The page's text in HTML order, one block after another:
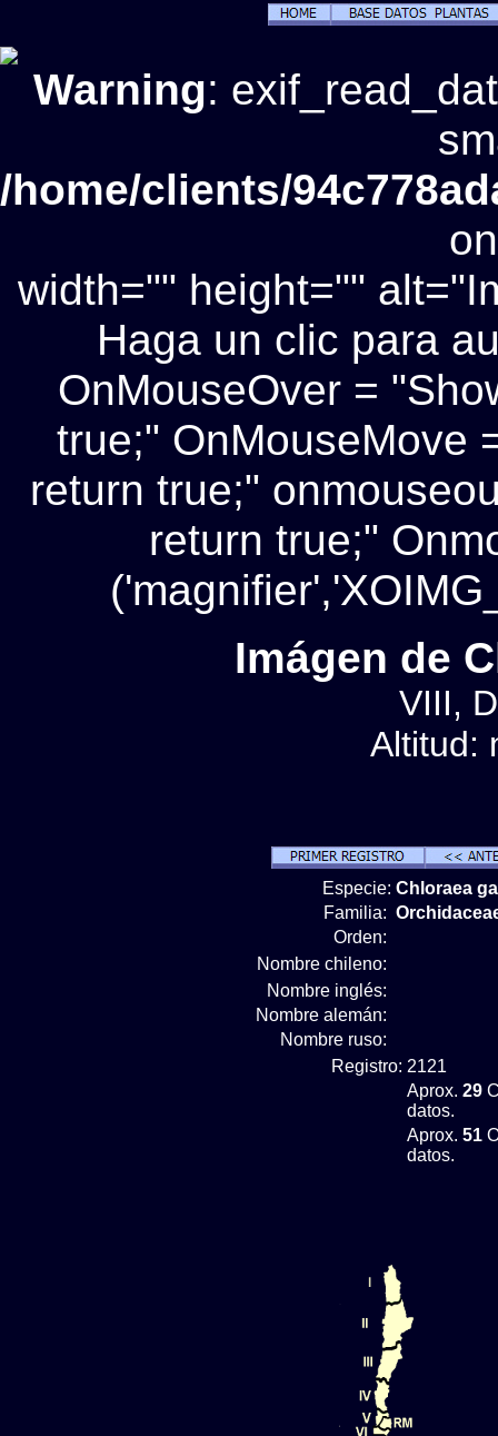
Warning:
/home/clients/
width="" height=""
Haga un clic para
OnMouseOver =
true;" OnMouseMove
return true;"
return true;"
Imágen de
VIII,
Altitud:
Especie: Chloraea
Familia:
Orden:
Nombre chileno:
Nombre inglés:
Nombre alemán:
Nombre ruso:
Registro: 2121
Aprox. 29
datos.
Aprox. 51
datos.